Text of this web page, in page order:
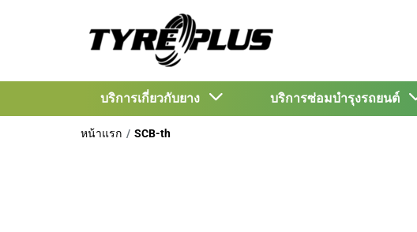
บริการเกี่ยวกับยาง บริการซ่อมบำรุงรถยนต์
หน้าแรก SCB-th